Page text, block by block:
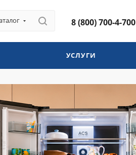
8 (800) 700-4-700
УСЛУГИ